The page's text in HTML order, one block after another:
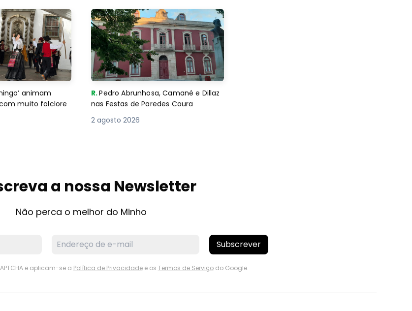
animam
muito folclore
R.Pedro Abrunhosa, Camané e Dillaz
nas Festas de Paredes Coura
2 agosto 2026
a nossa Newsletter
Não perca o melhor do Minho
Subscrever
e aplicam-se a Política de Privacidadee os Termos de Serviçodo Google.